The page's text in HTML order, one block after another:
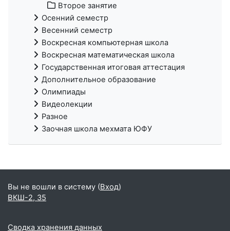
Второе занятие
Осенний семестр
Весенний семестр
Воскресная компьютерная школа
Воскресная математическая школа
Государственная итоговая аттестация
Дополнительное образование
Олимпиады
Видеолекции
Разное
Заочная школа мехмата ЮФУ
Вы не вошли в систему (Вход)
ВКШ-2, 35
Сводка хранения данных